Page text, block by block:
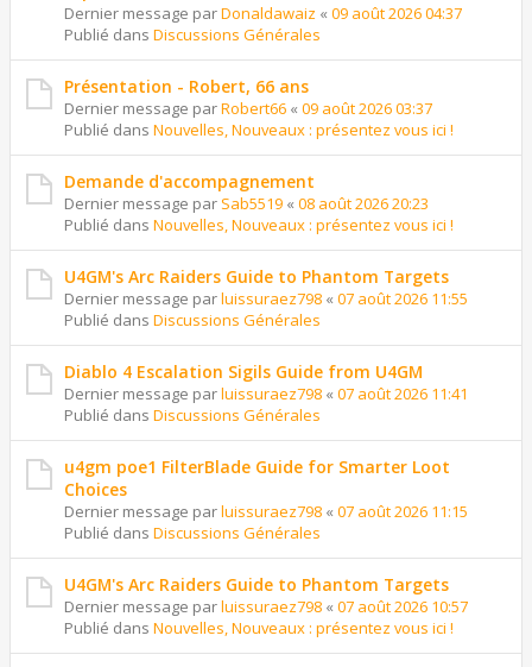
Dernier message parDonaldawaiz « 09 août 2026 04:37
Publié dans Discussions Générales
Présentation - Robert, 66 ans
Dernier message parRobert66 « 09 août 2026 03:37
Publié dans Nouvelles, Nouveaux : présentez vous ici !
Demande d'accompagnement
Dernier message par Sab5519 « 08 août 2026 20:23
Publié dans Nouvelles, Nouveaux : présentez vous ici !
U4GM's Arc Raiders Guide to Phantom Targets
Dernier message parluissuraez798 « 07 août 2026 11:55
Publié dans Discussions Générales
Diablo 4 Escalation Sigils Guide from U4GM
Dernier message parluissuraez798 « 07 août 2026 11:41
Publié dans Discussions Générales
u4gm poe1 FilterBlade Guide for Smarter Loot
Choices
Dernier message parluissuraez798 « 07 août 2026 11:15
Publié dans Discussions Générales
U4GM's Arc Raiders Guide to Phantom Targets
Dernier message parluissuraez798 « 07 août 2026 10:57
Publié dans Nouvelles, Nouveaux : présentez vous ici !